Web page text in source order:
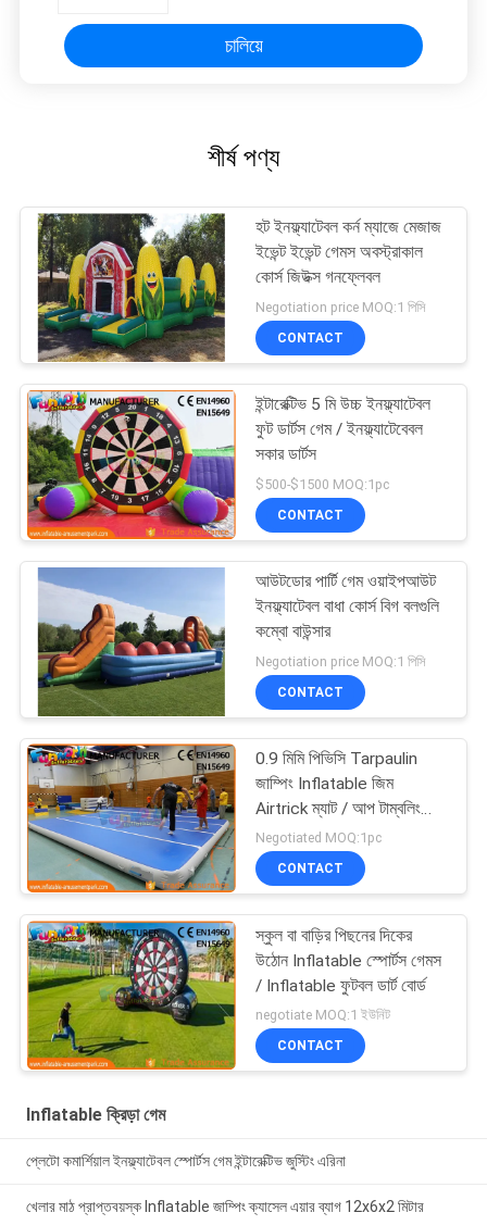
চালিয়ে
শীর্ষ পণ্য
হট ইনফ্ল্যাটেবল কর্ন ম্যাজে মেজাজ
ইভেন্ট ইভেন্ট গেমস অবস্ট্রাকাল
কোর্স জিউক্স গনফ্লেবল
Negotiation price MOQ:1 পিসি
CONTACT
ইন্টারেক্টিভ 5 মি উচ্চ ইনফ্ল্যাটেবল
ফুট ডার্টস গেম / ইনফ্ল্যাটেবেবল
সকার ডার্টস
$500-$1500 MOQ:1pc
CONTACT
আউটডোর পার্টি গেম ওয়াইপআউট
ইনফ্ল্যাটেবল বাধা কোর্স বিগ বলগুলি
কম্বো বাউন্সার
Negotiation price MOQ:1 পিসি
CONTACT
0.9 মিমি পিভিসি Tarpaulin
জাম্পিং Inflatable জিম
Airtrick ম্যাট / আপ টাম্বলিং
ম্যাট
Negotiated MOQ:1pc
CONTACT
স্কুল বা বাড়ির পিছনের দিকের
উঠোন Inflatable স্পোর্টস গেমস
/ Inflatable ফুটবল ডার্ট বোর্ড
negotiate MOQ:1 ইউনিট
CONTACT
Inflatable ক্রিড়া গেম
প্লেটো কমার্শিয়াল ইনফ্ল্যাটেবল স্পোর্টস গেম ইন্টারেক্টিভ জুস্টিং এরিনা
খেলার মাঠ প্রাপ্তবয়স্ক Inflatable জাম্পিং ক্যাসেল এয়ার ব্যাগ 12x6x2 মিটার